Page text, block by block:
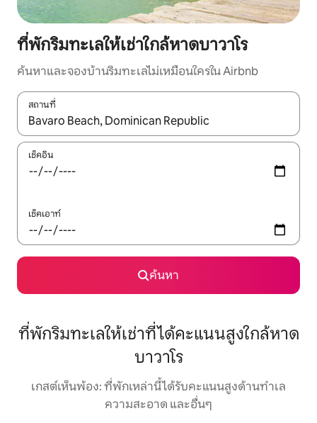
ที่พักริมทะเลให้เช่าใกล้หาดบาวาโร
ค้นหาและจองบ้านริมทะเลไม่เหมือนใครใน Airbnb
สถานที่
ใช้ลูกศรขึ้นลง หรือใช้การสัมผัสหรือปัด เพื่อสำรวจผลการค้นหา
เช็คอิน
เช็คเอาท์
ค้นหา
ที่พักริมทะเลให้เช่าที่ได้คะแนนสูงใกล้หาด
บาวาโร
เกสต์เห็นพ้อง: ที่พักเหล่านี้ได้รับคะแนนสูงด้านทำเล
ความสะอาด และอื่นๆ